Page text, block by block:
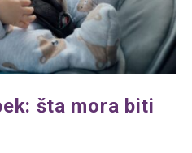
šta mora biti